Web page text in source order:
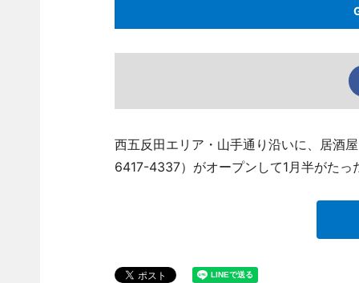
西五反田エリア・山手通り沿いに、居酒
6417-4337）がオープンして1月半がたっ